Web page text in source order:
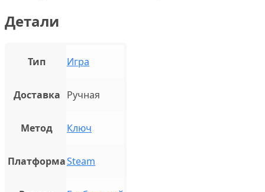
Детали
Тип Игра
Доставка Ручная
Метод Ключ
ПлатформаSteam